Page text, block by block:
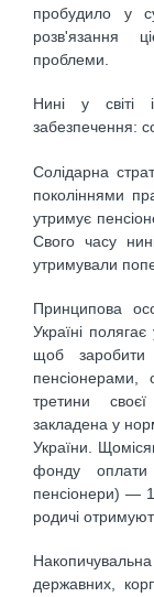
пробудило у
розв'язання
проблеми.
Нині у світі
забезпечення:
Солідарна
поколіннями
утримує
Свого часу
утримували
Принципова
Україні
щоб
пенсіонерами,
третини
закладена у
України.
фонду оплати
пенсіонери) —
родичі
державних,